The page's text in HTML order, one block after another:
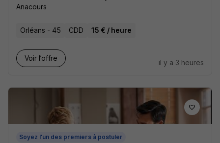
Anacours
Orléans - 45 CDD 15 € / heure
Voir l’offre
il y a 3 heures
Soyez l'un des premiers à postuler